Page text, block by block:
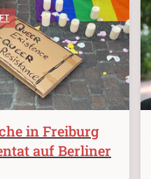
in Freiburg
auf Berliner